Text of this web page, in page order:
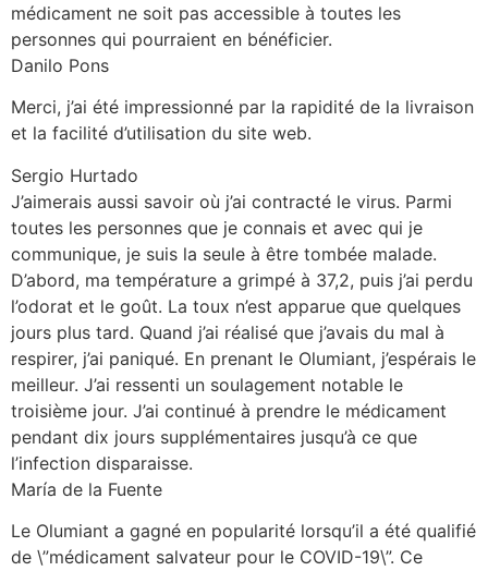
médicament ne soit pas accessible à toutes les
personnes qui pourraient en bénéficier.
Danilo Pons
Merci, j’ai été impressionné par la rapidité de la livraison
et la facilité d’utilisation du site web.
Sergio Hurtado
J’aimerais aussi savoir où j’ai contracté le virus. Parmi
toutes les personnes que je connais et avec qui je
communique, je suis la seule à être tombée malade.
D’abord, ma température a grimpé à 37,2, puis j’ai perdu
l’odorat et le goût. La toux n’est apparue que quelques
jours plus tard. Quand j’ai réalisé que j’avais du mal à
respirer, j’ai paniqué. En prenant le Olumiant, j’espérais le
meilleur. J’ai ressenti un soulagement notable le
troisième jour. J’ai continué à prendre le médicament
pendant dix jours supplémentaires jusqu’à ce que
l’infection disparaisse.
María de la Fuente
Le Olumiant a gagné en popularité lorsqu’il a été qualifié
de \”médicament salvateur pour le COVID-19\”. Ce